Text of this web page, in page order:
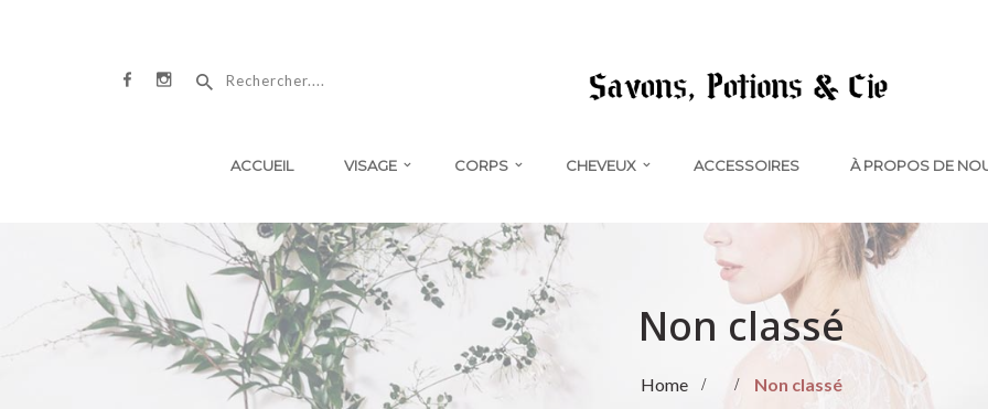
ACCUEIL VISAGE CORPS CHEVEUX ACCESSOIRES À PROPOS DE
Non classé
Home Non classé